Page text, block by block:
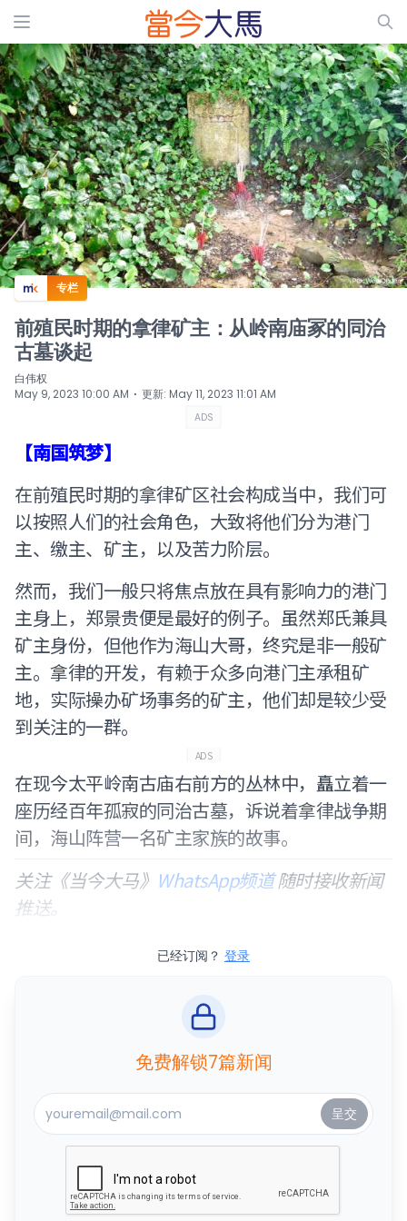
ADS
专栏
前殖民时期的拿律矿主：从岭南庙冢的同治
古墓谈起
白伟权
May 9, 2023 10:00 AM ⋅ 更新: May 11, 2023 11:01 AM
ADS
【南国筑梦】
在前殖民时期的拿律矿区社会构成当中，我们可
以按照人们的社会角色，大致将他们分为港门
主、缴主、矿主，以及苦力阶层。
然而，我们一般只将焦点放在具有影响力的港门
主身上，郑景贵便是最好的例子。虽然郑氏兼具
矿主身份，但他作为海山大哥，终究是非一般矿
主。拿律的开发，有赖于众多向港门主承租矿
地，实际操办矿场事务的矿主，他们却是较少受
到关注的一群。
ADS
在现今太平岭南古庙右前方的丛林中，矗立着一
座历经百年孤寂的同治古墓，诉说着拿律战争期
间，海山阵营一名矿主家族的故事。
关注《当今大马》 WhatsApp频道随时接收新闻
推送。
已经订阅？ 登录
免费解锁7篇新闻